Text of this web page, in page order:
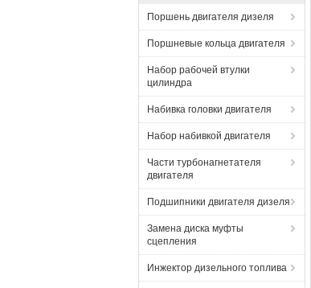
Поршень двигателя дизеля
Поршневые кольца двигателя
Набор рабочей втулки
цилиндра
Набивка головки двигателя
Набор набивкой двигателя
Части турбонагнетателя
двигателя
Подшипники двигателя дизеля
Замена диска муфты
сцепления
Инжектор дизельного топлива